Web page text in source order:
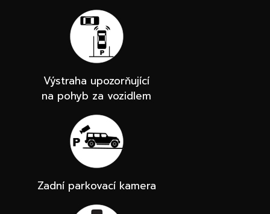
Výstraha upozorňující
na pohyb za vozidlem
Zadní parkovací kamera